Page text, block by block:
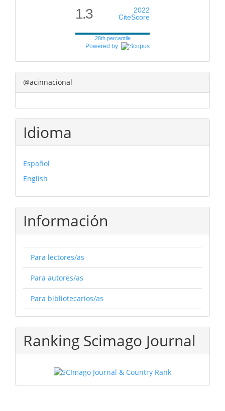
1.3
2022
CiteScore
28th percentile
Powered by
@acinnacional
Idioma
Español
English
Información
Para lectores/as
Para autores/as
Para bibliotecarios/as
Ranking Scimago Journal